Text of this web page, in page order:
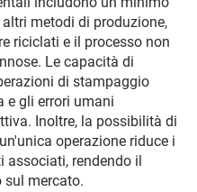
metodi di produzione,
riciclati e il processo non
Le capacità di
di stampaggio
e gli errori umani
Inoltre, la possibilità di
operazione riduce i
associati, rendendo il
mercato.